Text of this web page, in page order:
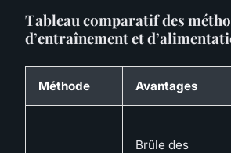
Tableau comparatif des
d’entraînement et
Méthode Avantages
Brûle des